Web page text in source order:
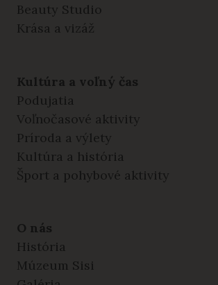
Beauty Studio
Krása a vizáž
Kultúra a voľný čas
Podujatia
Voľnočasové aktivity
Príroda a výlety
Kultúra a história
Šport a pohybové aktivity
O nás
História
Múzeum Sisi